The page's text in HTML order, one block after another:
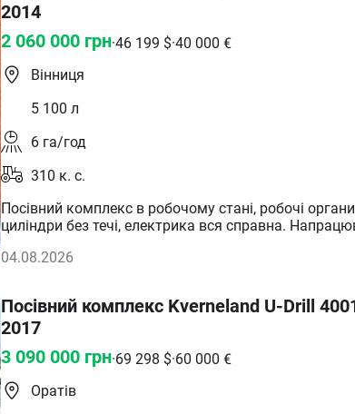
2014
2 060 000 грн·46 199 $·40 000 €
Вінниця
5 100 л
6 га/год
310 к. с.
Посівний комплекс в робочому стані, робочі органи
циліндри без течі, електрика вся справна.
04.08.2026
Посівний комплекс Kverneland U-Drill
2017
3 090 000 грн·69 298 $·60 000 €
Оратів